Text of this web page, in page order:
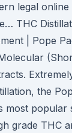
legal
THC
| Pope
the
most
grade THC